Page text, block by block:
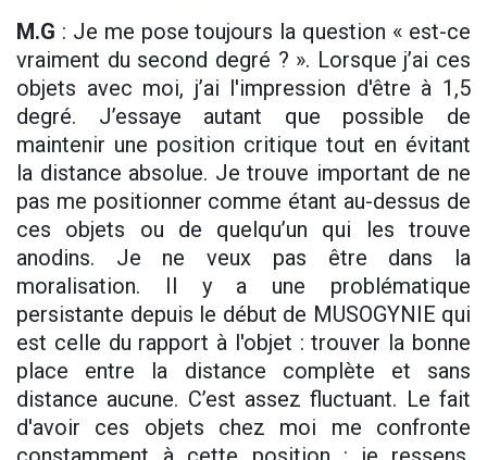
M.G : Je me pose toujours la question « est-ce
vraiment du second degré ? ». Lorsque j’ai ces
objets avec moi, j’ai l'impression d'être à 1,5
degré. J’essaye autant que possible de
maintenir une position critique tout en évitant
la distance absolue. Je trouve important de ne
pas me positionner comme étant au-dessus de
ces objets ou de quelqu’un qui les trouve
anodins. Je ne veux pas être dans la
moralisation. Il y a une problématique
persistante depuis le début de MUSOGYNIE qui
est celle du rapport à l'objet : trouver la bonne
place entre la distance complète et sans
distance aucune. C’est assez fluctuant. Le fait
d'avoir ces objets chez moi me confronte